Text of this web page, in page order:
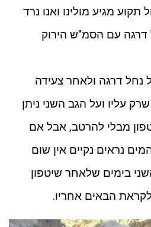
מגיע מולינו ואנו נרד
עם הסמ"ש הירוק
נחל דרגה ולאחר צעידה
עליו ועל הגב השני ניתן
מבלי להרטב, אבל אם
נראים נקיים אין שום
בימים שלאחר שיטפון
הבאים אחריו.